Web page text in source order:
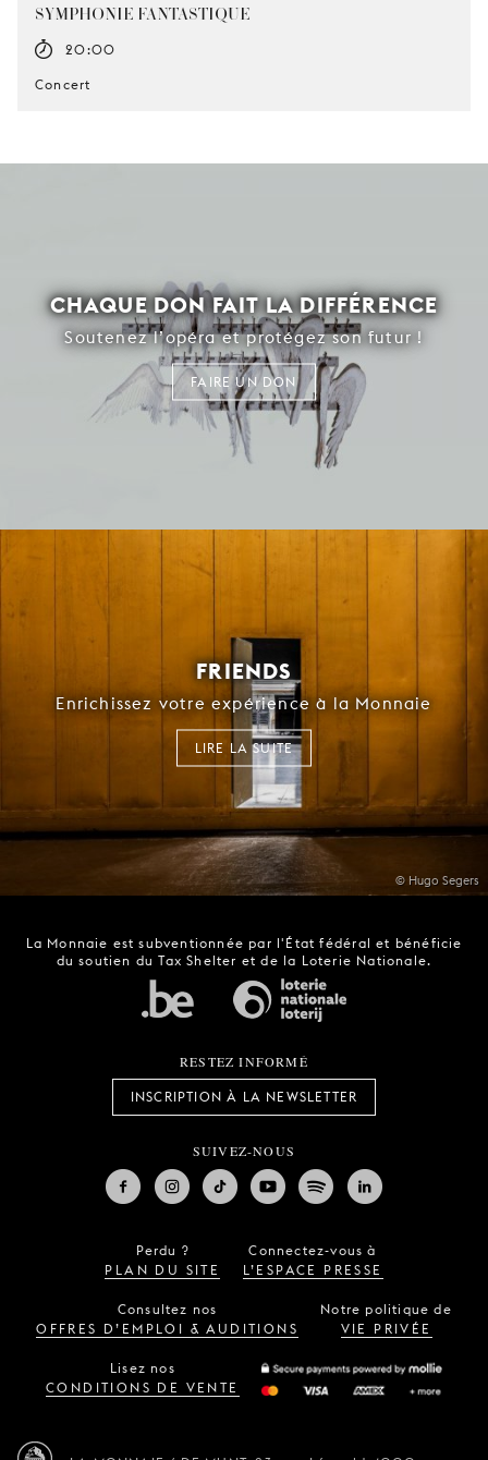
SYMPHONIE FANTASTIQUE
20:00
Concert
CHAQUE DON FAIT LA DIFFÉRENCE
Soutenez l’opéra et protégez son futur !
FAIRE UN DON
© Hugo Segers
FRIENDS
Enrichissez votre expérience à la Monnaie
LIRE LA SUITE
La Monnaie est subventionnée par l'État fédéral et bénéficie
du soutien du Tax Shelter et de la Loterie Nationale.
RESTEZ INFORMÉ
INSCRIPTION À LA NEWSLETTER
SUIVEZ-NOUS
Perdu ?
PLAN DU SITE
Connectez-vous à
L’ESPACE PRESSE
Consultez nos
OFFRES D’EMPLOI & AUDITIONS
Notre politique de
VIE PRIVÉE
Lisez nos
CONDITIONS DE VENTE